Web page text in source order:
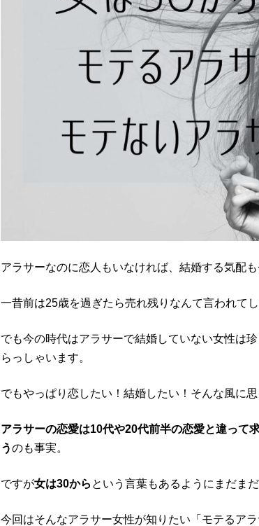
アラサーなのに恋人もいなければ、結婚する気配も
一昔前は25歳を過ぎたら売れ残りなんて言われて
でも今の時代はアラサーで結婚していない女性は
らっしゃいます。
でもやっぱり恋したい！結婚したい！そんな風に
アラサーの恋愛は10代や20代前半の恋愛と違って
うのも事実。
ですが女は30から という言葉もあるようにまだま
今回はそんなアラサー女性が知りたい「モテるア